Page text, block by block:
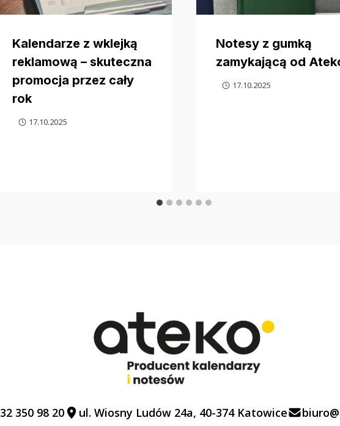
Kalendarze z wklejką
reklamową – skuteczna
promocja przez cały
rok
17.10.2025
Notesy z gumką
zamykającą od
17.10.2025
32 350 98 20 ul. Wiosny Ludów 24a, 40-374 Katowice